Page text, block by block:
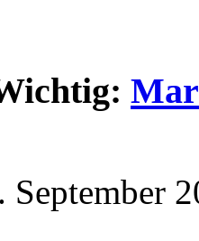
September